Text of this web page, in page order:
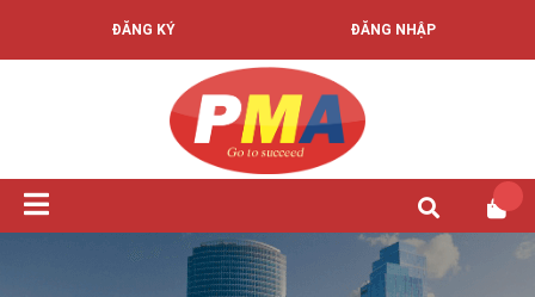
ĐĂNG KÝ ĐĂNG NHẬP